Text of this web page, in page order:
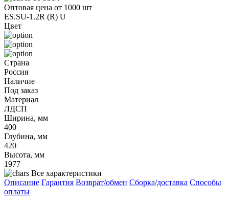
Оптовая цена от 1000 шт
ES.SU-1.2R (R) U
Цвет
Страна
Россия
Наличие
Под заказ
Материал
ЛДСП
Ширина, мм
400
Глубина, мм
420
Высота, мм
1977
Все характеристики
Описание Гарантия Возврат/обмен Сборка/доставка Способы
оплаты